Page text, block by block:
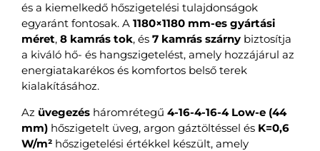
és a kiemelkedő hőszigetelési tulajdonságok
egyaránt fontosak. A 1180×1180 mm-es gyártási
méret, 8 kamrás tok, és 7 kamrás szárny biztosítja
a kiváló hő- és hangszigetelést, amely hozzájárul az
energiatakarékos és komfortos belső terek
kialakításához.
Az üvegezés háromrétegű 4-16-4-16-4 Low-e (44
mm) hőszigetelt üveg, argon gáztöltéssel és K=0,6
W/m² hőszigetelési értékkel készült, amely